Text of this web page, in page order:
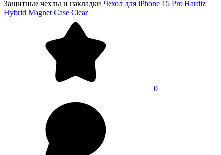
Защитные чехлы и накладки Чехол для iPhone 15 Pro Hardiz
Hybrid Magnet Case Clear
0